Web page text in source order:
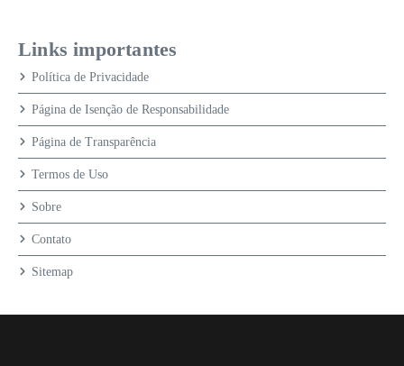
Links importantes
Política de Privacidade
Página de Isenção de Responsabilidade
Página de Transparência
Termos de Uso
Sobre
Contato
Sitemap